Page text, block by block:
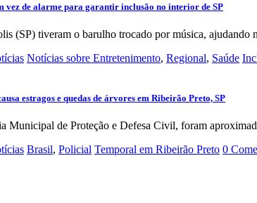
vez de alarme para garantir inclusão no interior de SP
(SP) tiveram o barulho trocado por música, ajudando
Notícias sobre Entretenimento, Regional, Saúde
estragos e quedas de árvores em Ribeirão Preto, SP
Municipal de Proteção e Defesa Civil, foram
Brasil, Policial Temporal em Ribeirão Preto 0